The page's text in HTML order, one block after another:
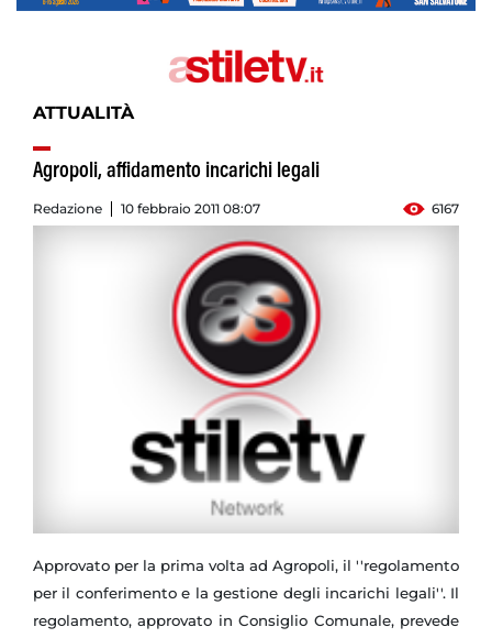
ATTUALITÀ
Agropoli, affidamento incarichi legali
Redazione 10 febbraio 2011 08:07 6167
Approvato per la prima volta ad Agropoli, il ''regolamento
per il conferimento e la gestione degli incarichi legali''. Il
regolamento, approvato in Consiglio Comunale, prevede